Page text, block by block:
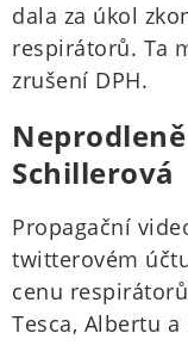
dala za úkol
respirátorů. Ta
zrušení DPH.
Schillerová
Propagační
twitterovém
cenu
Tesca, Albertu a